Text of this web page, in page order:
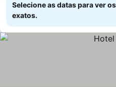
Selecione as datas para ver
exatos.